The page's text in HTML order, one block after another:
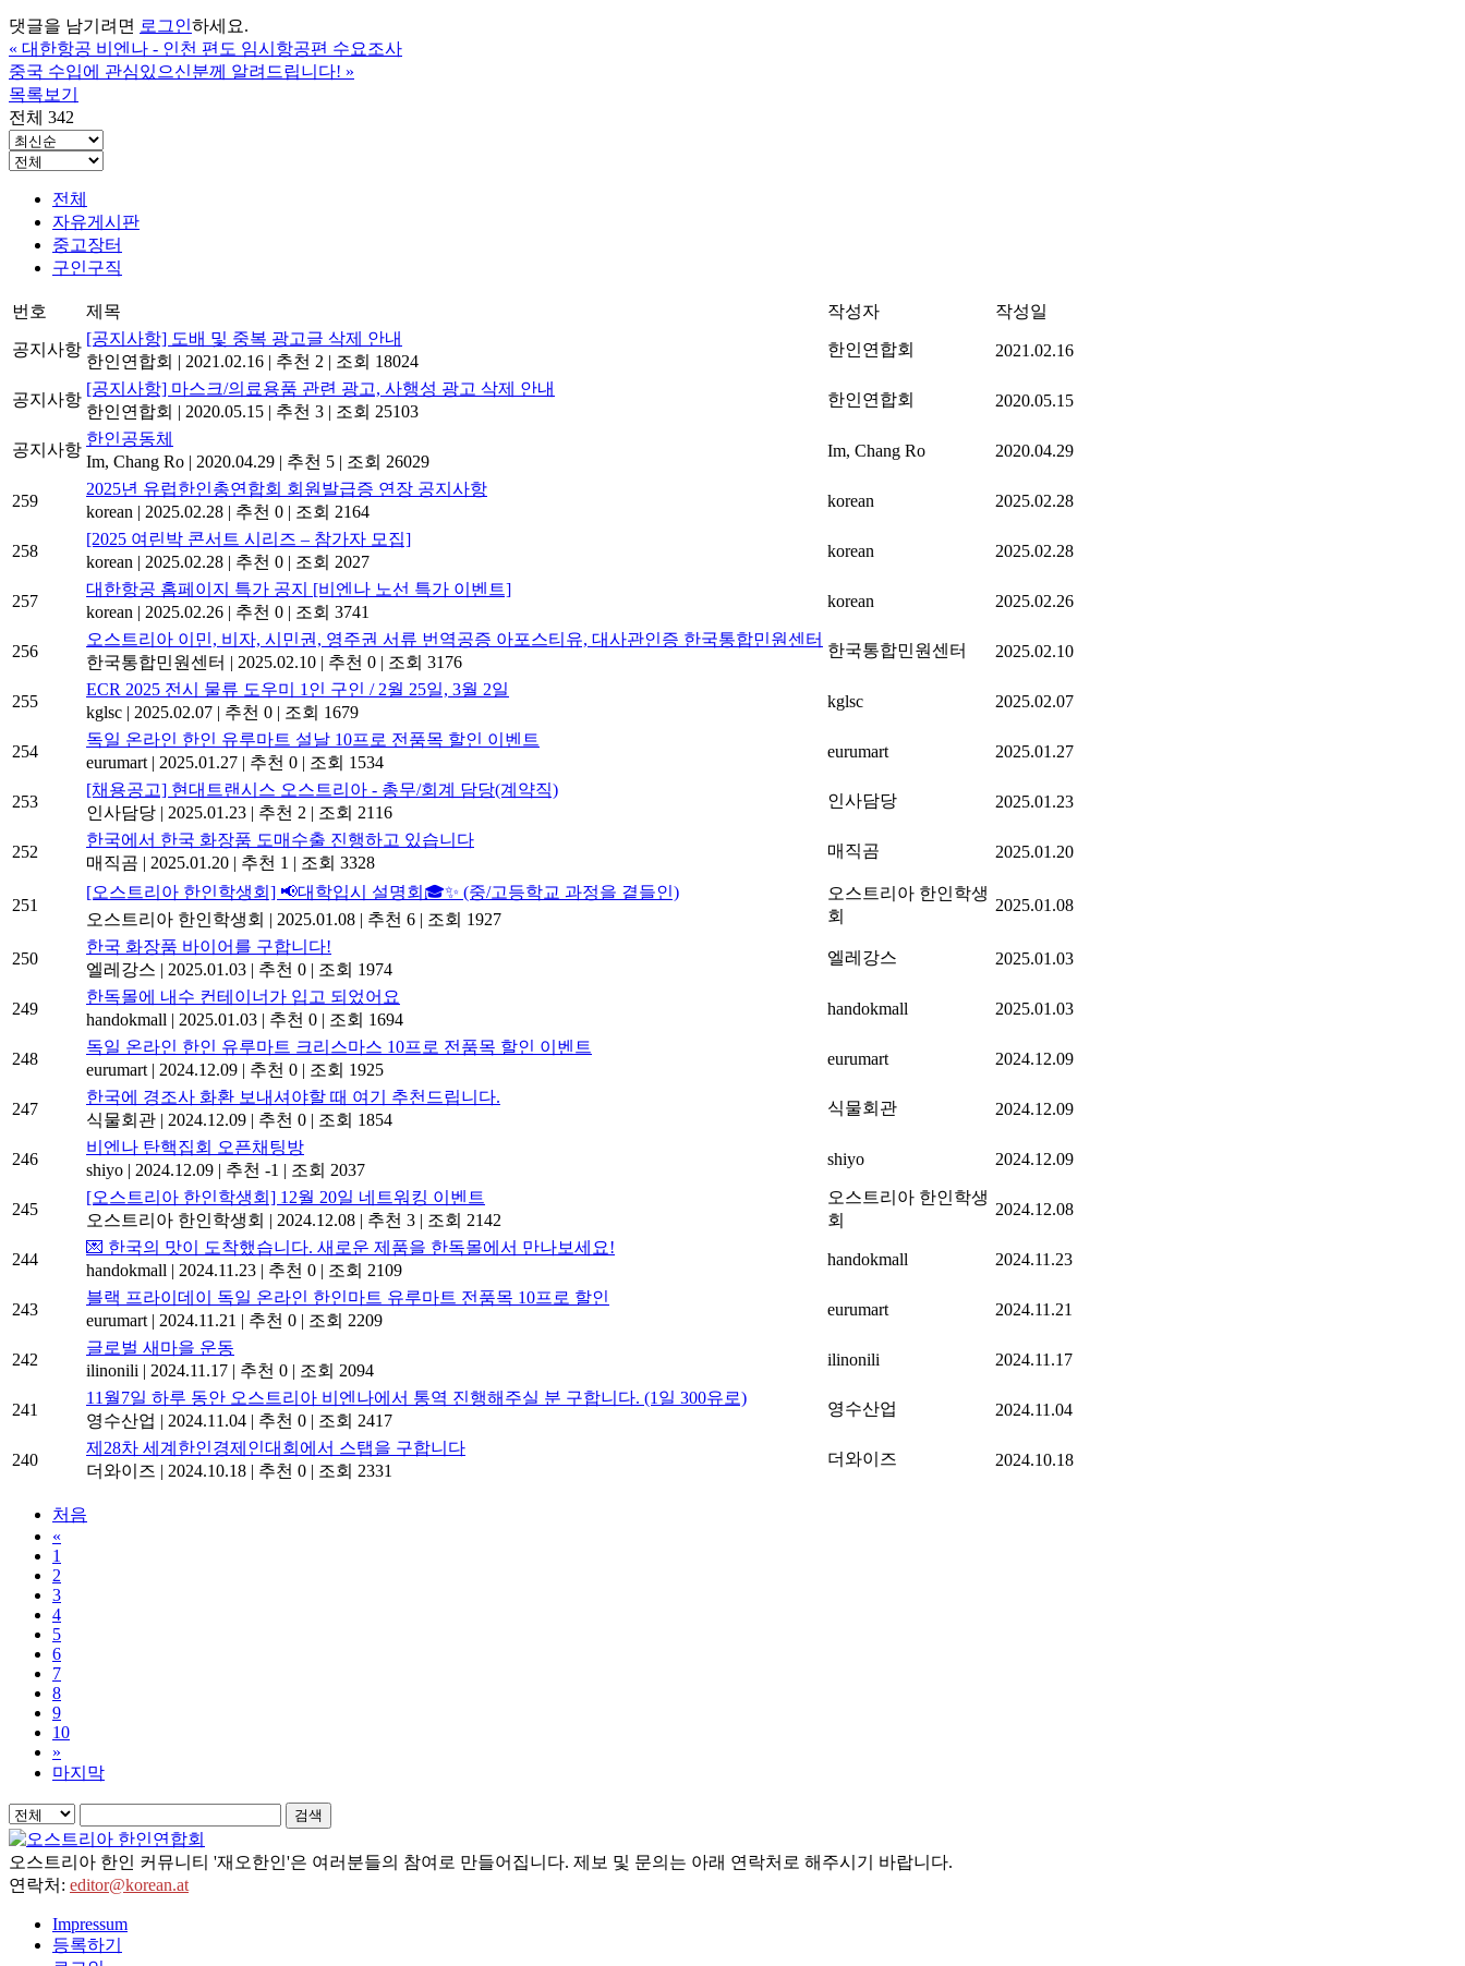
댓글을 남기려면 로그인하세요.
« 대한항공 비엔나 - 인천 편도 임시항공편 수요조사
중국 수입에 관심있으신분께 알려드립니다! »
목록보기
전체 342
전체
자유게시판
중고장터
구인구직
번호 제목 작성자 작성일
공지사항
[공지사항] 도배 및 중복 광고글 삭제 안내
한인연합회
2021.02.16 추천 2 조회 18024
한인연합회 2021.02.16
공지사항
[공지사항] 마스크/의료용품 관련 광고, 사행성 광고 삭제 안내
한인연합회
2020.05.15 추천 3 조회 25103
한인연합회 2020.05.15
공지사항
한인공동체
Im, Chang Ro
2020.04.29 추천 5 조회 26029
Im, Chang Ro 2020.04.29
259
2025년 유럽한인총연합회 회원발급증 연장 공지사항
korean
2025.02.28 추천 0 조회 2164
korean 2025.02.28
258
[2025 여린박 콘서트 시리즈 – 참가자 모집]
korean
2025.02.28 추천 0 조회 2027
korean 2025.02.28
257
대한항공 홈페이지 특가 공지 [비엔나 노선 특가 이벤트]
korean
2025.02.26 추천 0 조회 3741
korean 2025.02.26
256
오스트리아 이민, 비자, 시민권, 영주권 서류 번역공증 아포스티유, 대사관인증 한국통합민원센터
한국통합민원센터
2025.02.10 추천 0 조회 3176
한국통합민원센터 2025.02.10
255
ECR 2025 전시 물류 도우미 1인 구인 / 2월 25일, 3월 2일
kglsc
2025.02.07 추천 0 조회 1679
kglsc 2025.02.07
254
독일 온라인 한인 유루마트 설날 10프로 전품목 할인 이벤트
eurumart
2025.01.27 추천 0 조회 1534
eurumart 2025.01.27
253
[채용공고] 현대트랜시스 오스트리아 - 총무/회계 담당(계약직)
인사담당
2025.01.23 추천 2 조회 2116
인사담당 2025.01.23
252
한국에서 한국 화장품 도매수출 진행하고 있습니다
매직곰
2025.01.20 추천 1 조회 3328
매직곰 2025.01.20
251
[오스트리아 한인학생회] 📢대학입시 설명회🎓✨ (중/고등학교 과정을 곁들인)
오스트리아 한인학생회
2025.01.08 추천 6 조회 1927
오스트리아 한인학생
회
2025.01.08
250
한국 화장품 바이어를 구합니다!
엘레강스
2025.01.03 추천 0 조회 1974
엘레강스 2025.01.03
249
한독몰에 내수 컨테이너가 입고 되었어요
handokmall
2025.01.03 추천 0 조회 1694
handokmall 2025.01.03
248
독일 온라인 한인 유루마트 크리스마스 10프로 전품목 할인 이벤트
eurumart
2024.12.09 추천 0 조회 1925
eurumart 2024.12.09
247
한국에 경조사 화환 보내셔야할 때 여기 추천드립니다.
식물회관
2024.12.09 추천 0 조회 1854
식물회관 2024.12.09
246
비엔나 탄핵집회 오픈채팅방
shiyo
2024.12.09 추천 -1 조회 2037
shiyo 2024.12.09
245
[오스트리아 한인학생회] 12월 20일 네트워킹 이벤트
오스트리아 한인학생회
2024.12.08 추천 3 조회 2142
오스트리아 한인학생
회
2024.12.08
244
💌 한국의 맛이 도착했습니다. 새로운 제품을 한독몰에서 만나보세요!
handokmall
2024.11.23 추천 0 조회 2109
handokmall 2024.11.23
243
블랙 프라이데이 독일 온라인 한인마트 유루마트 전품목 10프로 할인
eurumart
2024.11.21 추천 0 조회 2209
eurumart 2024.11.21
242
글로벌 새마을 운동
ilinonili
2024.11.17 추천 0 조회 2094
ilinonili 2024.11.17
241
11월7일 하루 동안 오스트리아 비엔나에서 통역 진행해주실 분 구합니다. (1일 300유로)
영수산업
2024.11.04 추천 0 조회 2417
영수산업 2024.11.04
240
제28차 세계한인경제인대회에서 스탭을 구합니다
더와이즈
2024.10.18 추천 0 조회 2331
더와이즈 2024.10.18
처음
«
1
2
3
4
5
6
7
8
9
10
»
마지막
검색
오스트리아 한인 커뮤니티 '재오한인'은 여러분들의 참여로 만들어집니다. 제보 및 문의는 아래 연락처로 해주시기 바랍니다.
연락처: editor@korean.at
Impressum
등록하기